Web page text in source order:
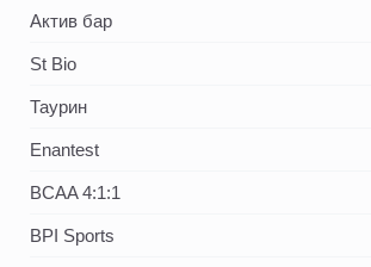
Актив бар
St Bio
Таурин
Enantest
BCAA 4:1:1
BPI Sports